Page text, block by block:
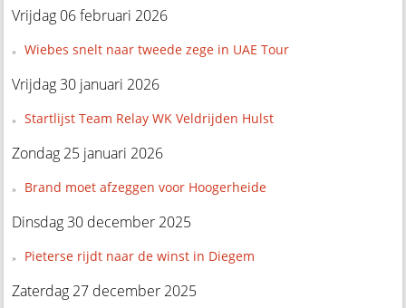
Vrijdag 06 februari 2026
Wiebes snelt naar tweede zege in UAE Tour
Vrijdag 30 januari 2026
Startlijst Team Relay WK Veldrijden Hulst
Zondag 25 januari 2026
Brand moet afzeggen voor Hoogerheide
Dinsdag 30 december 2025
Pieterse rijdt naar de winst in Diegem
Zaterdag 27 december 2025